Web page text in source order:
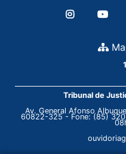
Tribunal de
Av. General Afonso
60822-325 - Fone: (85)